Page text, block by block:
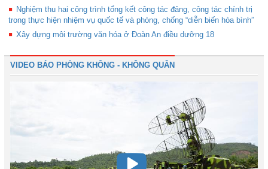
Nghiệm thu hai công trình tổng kết công tác đảng, công tác chính trị
trong thực hiện nhiệm vụ quốc tế và phòng, chống “diễn biến hòa bình”
Xây dựng môi trường văn hóa ở Đoàn An điều dưỡng 18
VIDEO BÁO PHÒNG KHÔNG - KHÔNG QUÂN